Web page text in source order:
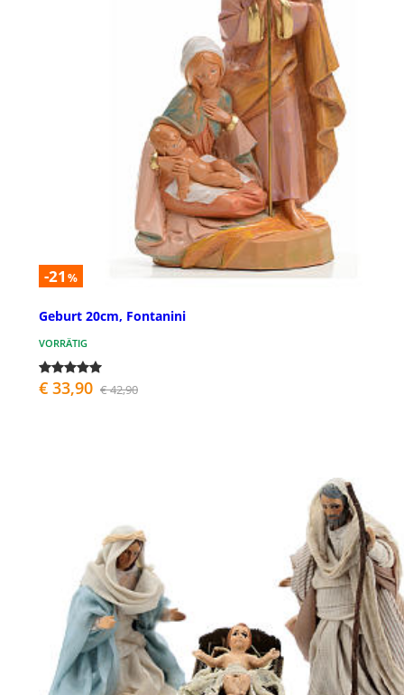
-21 %
Geburt 20cm, Fontanini
VORRÄTIG
€ 33,90 € 42,90